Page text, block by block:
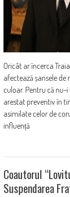
Oricât ar încerca
afectează șansele
culoar. Pentru că
arestat preventiv în
asimilate celor de
influență
Coautorul
Suspendarea